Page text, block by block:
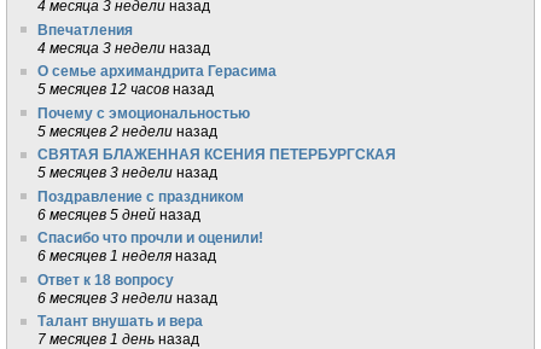
4 месяца 3 недели назад
Впечатления
4 месяца 3 недели назад
О семье архимандрита Герасима
5 месяцев 12 часов назад
Почему с эмоциональностью
5 месяцев 2 недели назад
СВЯТАЯ БЛАЖЕННАЯ КСЕНИЯ ПЕТЕРБУРГСКАЯ
5 месяцев 3 недели назад
Поздравление с праздником
6 месяцев 5 дней назад
Спасибо что прочли и оценили!
6 месяцев 1 неделя назад
Ответ к 18 вопросу
6 месяцев 3 недели назад
Талант внушать и вера
7 месяцев 1 день назад